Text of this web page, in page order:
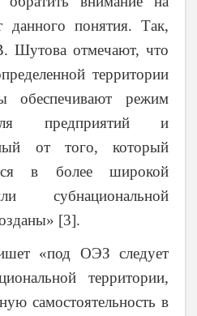
данного понятия. Так,
отмечают, что
территории
обеспечивают режим
предприятий и
от того, который
в более широкой
субнациональной
[3].
«под ОЭЗ следует
территории,
самостоятельность в